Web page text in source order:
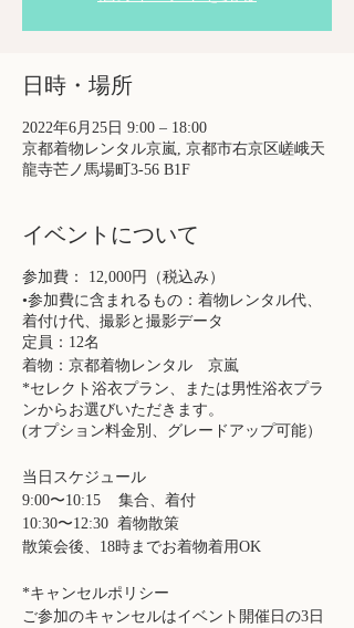
日時・場所
2022年6月25日 9:00 – 18:00
京都着物レンタル京嵐, 京都市右京区嵯峨天
龍寺芒ノ馬場町3-56 B1F
イベントについて
参加費： 12,000円（税込み）
•参加費に含まれるもの：着物レンタル代、
着付け代、撮影と撮影データ
定員：12名
着物：京都着物レンタル 京嵐
*セレクト浴衣プラン、または男性浴衣プラ
ンからお選びいただきます。
(オプション料金別、グレードアップ可能）
当日スケジュール
9:00〜10:15 集合、着付
10:30〜12:30 着物散策
散策会後、18時までお着物着用OK
*キャンセルポリシー
ご参加のキャンセルはイベント開催日の3日